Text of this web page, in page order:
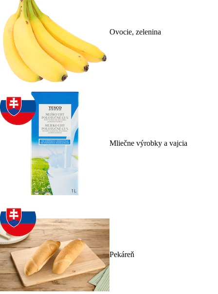
Ovocie, zelenina
Mliečne výrobky a vajcia
Pekáreň